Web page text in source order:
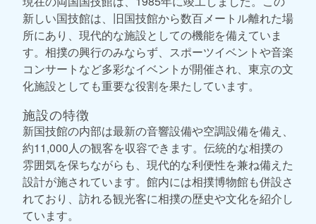
新しい国技館は、旧国技館から数百メートル離れた場
所にあり、現代的な施設としての機能を備えていま
す。相撲の興行のみならず、スポーツイベントや音楽
コンサートなど多彩なイベントが開催され、東京の文
化施設としても重要な役割を果たしています。
施設の特徴
新国技館の内部は最新の音響設備や空調設備を備え、
約11,000人の観客を収容できます。伝統的な相撲の
雰囲気を保ちながらも、現代的な利便性を兼ね備えた
設計が施されています。館内には相撲博物館も併設さ
れており、訪れる観光客に相撲の歴史や文化を紹介し
ています。